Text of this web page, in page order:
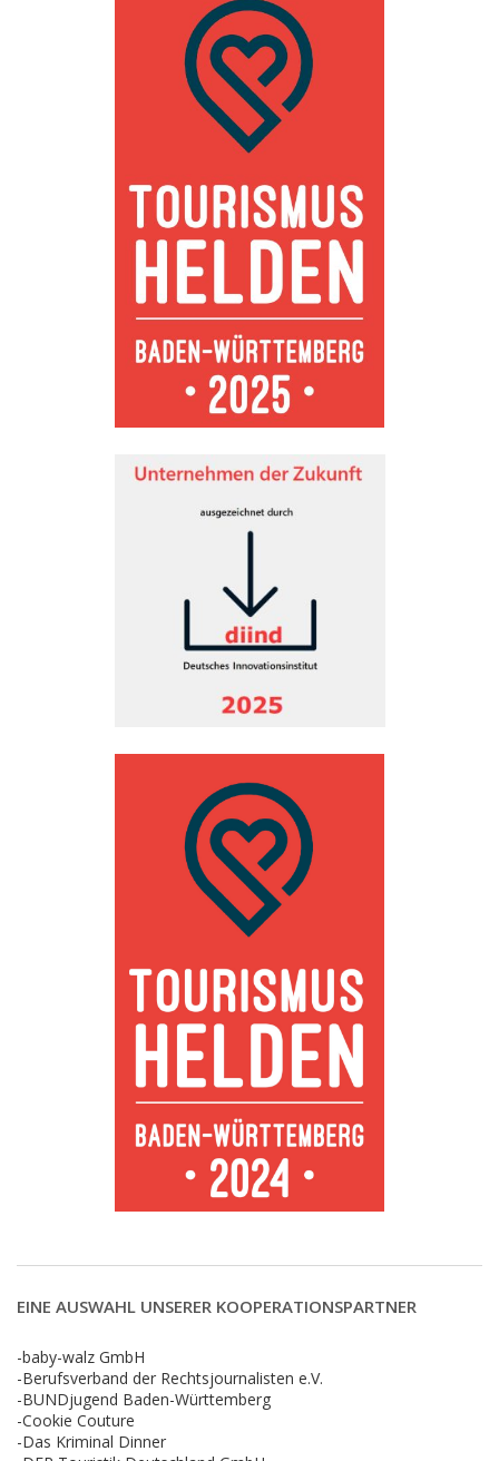
EINE AUSWAHL UNSERER KOOPERATIONSPARTNER
-baby-walz GmbH
-Berufsverband der Rechtsjournalisten e.V.
-BUNDjugend Baden-Württemberg
-Cookie Couture
-Das Kriminal Dinner